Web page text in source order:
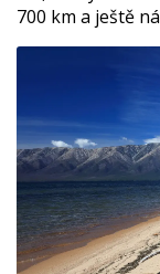
700 km a ještě